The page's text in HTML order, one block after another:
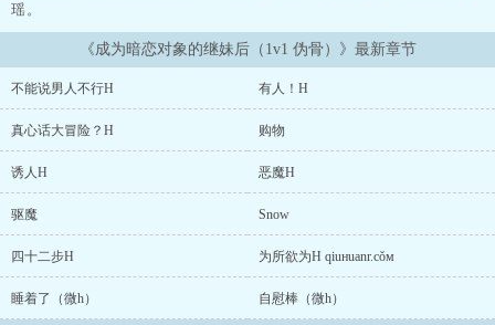
瑶。
《成为暗恋对象的继妹后（1v1 伪骨）》最新章节
不能说男人不行H 有人！H
真心话大冒险？H 购物
诱人H 恶魔H
驱魔 Snow
四十二步H 为所欲为H qiuнuanr.cǒм
睡着了（微h） 自慰棒（微h）